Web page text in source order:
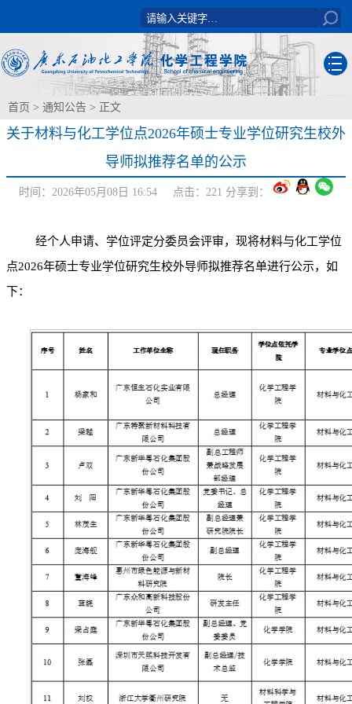
首页 > 通知公告 > 正文
关于材料与化工学位点2026年硕士专业学位研究生校外
导师拟推荐名单的公示
时间：2026年05月08日 16:54 点击： 221 分享到：
经个人申请、学位评定分委员会评审，现将材料与化工学位
点2026年硕士专业学位研究生校外导师拟推荐名单进行公示，如
下：